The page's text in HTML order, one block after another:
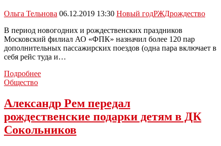
потребительского
рынка
2019
года»
Ольга Тельнова 06.12.2019 13:30 Новый годРЖДрождество
В период новогодних и рождественских праздников
Московский филиал АО «ФПК» назначил более 120 пар
дополнительных пассажирских поездов (одна пара включает в
себя рейс туда и…
ПодробнееБолее
дополнительных
поездов
станут
между
Общество
Александр Рем передал
рождественские подарки детям в ДК
Сокольников